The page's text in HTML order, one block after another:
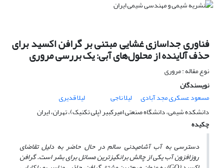
فناوری جداسازی غشایی مبتنی بر گرافن اکسید برای
حذف آلاینده از محلول‌های آبی: یک بررسی مروری
نوع مقاله : مروری
نویسندگان
مسعود عسکری مجد آبادی
لیلا ناجی
لیلا قدیری
دانشکده شیمی، دانشگاه صنعتی امیرکبیر (پلی تکنیک)، تهران، ایران
چکیده
دسترسی به آب آشامیدنی سالم در حال حاضر به دلیل تقاضای
روزافزون آب یکی از چالش برانگیزترین مسائل برای بشر است. گرافن